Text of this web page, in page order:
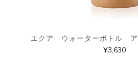
エクア ウォーターボトル
¥3,630